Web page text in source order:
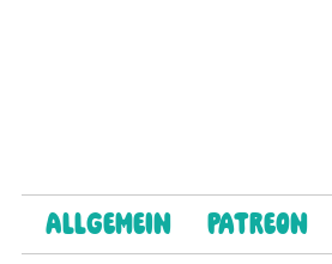
Allgemein Patreon